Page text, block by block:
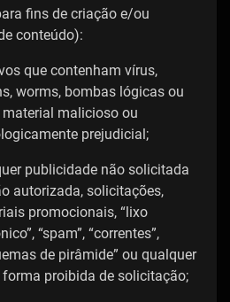
fins de criação e/ou
conteúdo):
que contenham vírus,
worms, bombas lógicas ou
malicioso ou
prejudicial;
publicidade não solicitada
autorizada, solicitações,
promocionais, “lixo
“spam”, “correntes”,
de pirâmide” ou qualquer
proibida de solicitação;